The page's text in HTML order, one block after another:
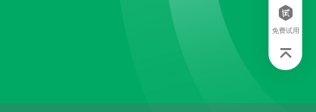
免费试用